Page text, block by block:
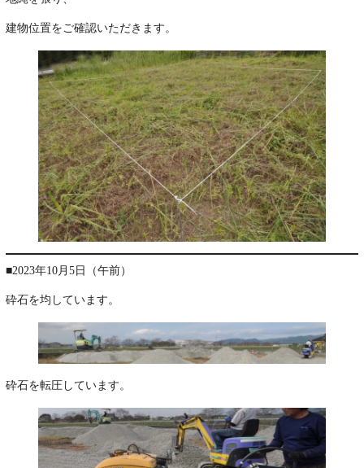
建物位置をご確認いただきます。
■2023年10月5日（午前）
砕石を均しています。
砕石を転圧しています。